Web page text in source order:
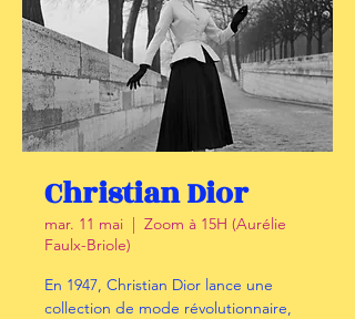
Christian Dior
mar. 11 mai
  |
Zoom à 15H (Aurélie
Faulx-Briole)
En 1947, Christian Dior lance une
collection de mode révolutionnaire,